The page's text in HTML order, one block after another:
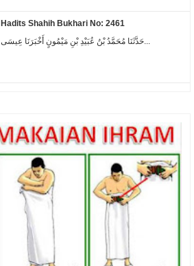
Hadits Shahih Bukhari No: 2461
حَدَّثَنَا مُحَمَّدُ بْنُ عُبَيْدِ بْنِ مَيْمُونٍ أَخْبَرَنَا عِيسَى...